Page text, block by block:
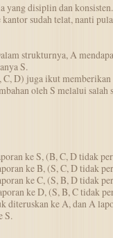
yang disiplin dan
sudah telat, nanti
strukturnya, A
S.
D) juga ikut memberikan
oleh S melalui salah
ke S, (B, C, D tidak
ke B, (S, C, D tidak
ke C, (S, B, D tidak
ke D, (S, B, C tidak
diteruskan ke A, dan A
S.